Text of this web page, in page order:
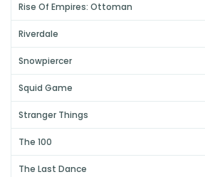
Rise Of Empires: Ottoman
Riverdale
Snowpiercer
Squid Game
Stranger Things
The 100
The Last Dance